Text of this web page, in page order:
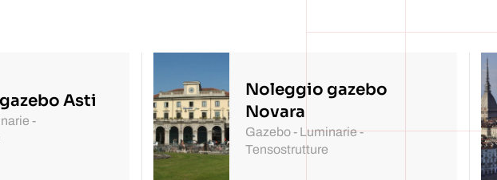
Asti
-
Noleggio gazebo
Novara
Gazebo - Luminarie -
Tensostrutture